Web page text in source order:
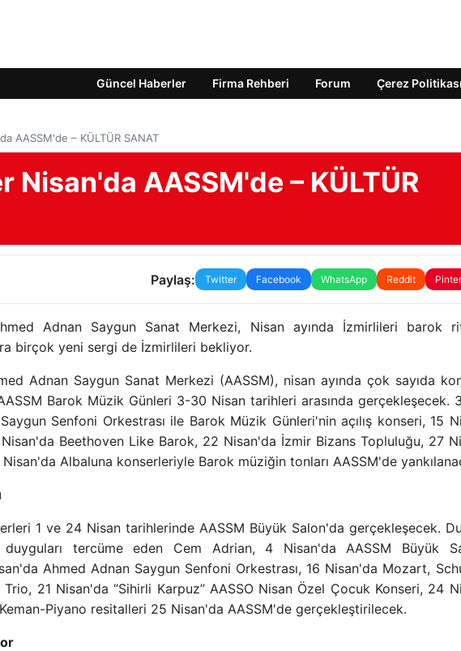
Güncel Haberler Firma Rehberi Forum Çerez Politikası
AASSM'de – KÜLTÜR SANAT
Nisan'da AASSM'de – KÜLTÜR
Paylaş: Twitter Facebook WhatsApp Reddit
Adnan Saygun Sanat Merkezi, Nisan ayında İzmirlileri barok
birçok yeni sergi de İzmirlileri bekliyor.
Adnan Saygun Sanat Merkezi (AASSM), nisan ayında çok sayıda
Barok Müzik Günleri 3-30 Nisan tarihleri ​​arasında gerçekleşecek.
Senfoni Orkestrası ile Barok Müzik Günleri'nin açılış konseri, 15
Beethoven Like Barok, 22 Nisan'da İzmir Bizans Topluluğu, 27
Albaluna konserleriyle Barok müziğin tonları AASSM'de
1 ve 24 Nisan tarihlerinde AASSM Büyük Salon'da gerçekleşecek.
duyguları tercüme eden Cem Adrian, 4 Nisan'da AASSM Büyük
Ahmed Adnan Saygun Senfoni Orkestrası, 16 Nisan'da Mozart,
21 Nisan'da “Sihirli Karpuz” AASSO Nisan Özel Çocuk Konseri, 24
Piyano resitalleri 25 Nisan'da AASSM'de gerçekleştirilecek.